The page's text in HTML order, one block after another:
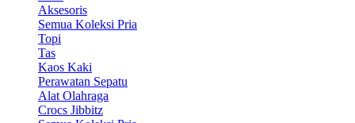
Aksesoris
Semua Koleksi Pria
Topi
Tas
Kaos Kaki
Perawatan Sepatu
Alat Olahraga
Crocs Jibbitz